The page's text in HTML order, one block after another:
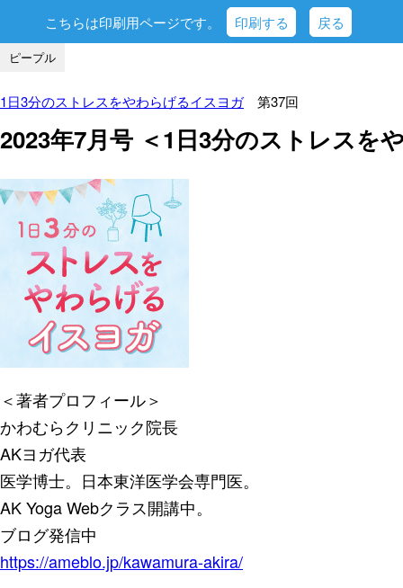
こちらは印刷用ページです。 印刷する 戻る
ピープル
1日3分のストレスをやわらげるイスヨガ第37回
2023年7月号 ＜1日3分のストレスを
＜著者プロフィール＞
かわむらクリニック院長
AKヨガ代表
医学博士。日本東洋医学会専門医。
AK Yoga Webクラス開講中。
ブログ発信中
https://ameblo.jp/kawamura-akira/